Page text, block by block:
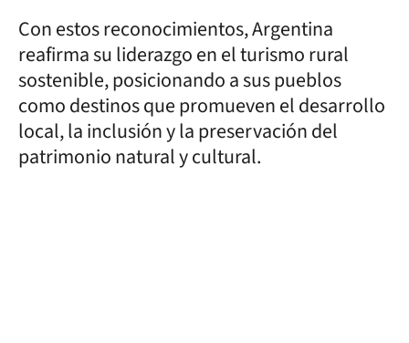
Con estos reconocimientos, Argentina
reafirma su liderazgo en el turismo rural
sostenible, posicionando a sus pueblos
como destinos que promueven el desarrollo
local, la inclusión y la preservación del
patrimonio natural y cultural.